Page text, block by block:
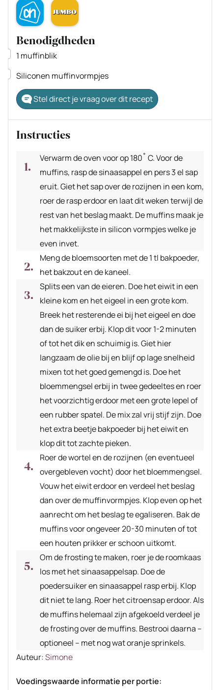
Benodigdheden
▢
1 muffinblik
▢
Siliconen muffinvormpjes
Stel direct je vraag over dit recept
Instructies
Verwarm de oven voor op 180˚ C. Voor de
muffins, rasp de sinaasappel en pers 3 el sap
eruit. Giet het sap over de rozijnen in een kom,
roer de rasp erdoor en laat dit weken terwijl de
rest van het beslag maakt. De muffins maak je
het makkelijkste in silicon vormpjes welke je
even invet.
Meng de bloemsoorten met de 1 tl bakpoeder,
het bakzout en de kaneel.
Splits een van de eieren. Doe het eiwit in een
kleine kom en het eigeel in een grote kom.
Breek het resterende ei bij het eigeel en doe
dan de suiker erbij. Klop dit voor 1-2 minuten
of tot het dik en schuimig is. Giet hier
langzaam de olie bij en blijf op lage snelheid
mixen tot het goed gemengd is. Doe het
bloemmengsel erbij in twee gedeeltes en roer
het voorzichtig erdoor met een grote lepel of
een rubber spatel. De mix zal vrij stijf zijn. Doe
het extra beetje bakpoeder bij het eiwit en
klop dit tot zachte pieken.
Roer de wortel en de rozijnen (en eventueel
overgebleven vocht) door het bloemmengsel.
Vouw het eiwit erdoor en verdeel het beslag
dan over de muffinvormpjes. Klop even op het
aanrecht om het beslag te egaliseren. Bak de
muffins voor ongeveer 20-30 minuten of tot
een houten prikker er schoon uitkomt.
Om de frosting te maken, roer je de roomkaas
los met het sinaasappelsap. Doe de
poedersuiker en sinaasappel rasp erbij. Klop
dit niet te lang. Roer het citroensap erdoor. Als
de muffins helemaal zijn afgekoeld verdeel je
de frosting over de muffins. Bestrooi daarna –
optioneel – met nog wat oranje sprinkels.
Auteur
Auteur:Simone
Voedingswaarde informatie per portie: